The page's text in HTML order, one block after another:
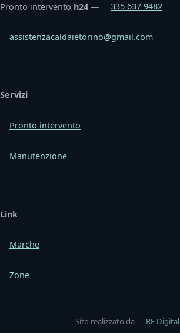
Pronto intervento h24 — 335 637 9482
assistenzacaldaietorino@gmail.com
Servizi
Pronto intervento
Manutenzione
Link
Marche
Zone
Sito realizzato da RF Digital